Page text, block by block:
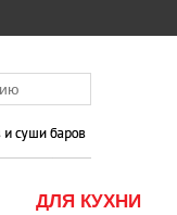
ДЛЯ КУХНИ